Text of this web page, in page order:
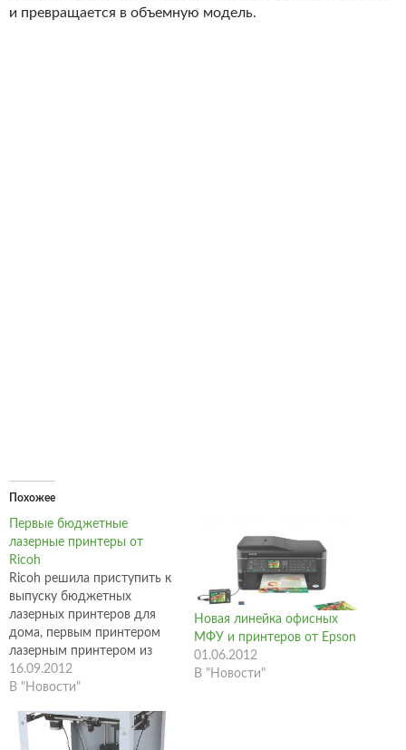
и превращается в объемную модель.
Похожее
Первые бюджетные
лазерные принтеры от
Ricoh
Ricoh решила приступить к
выпуску бюджетных
лазерных принтеров для
дома, первым принтером
лазерным принтером из
бюджетной серии стал
Aficio SP 100. Новая
лазерных принтеров
состоит из 3-х устройств:
16.09.2012
В "Новости"
Новая линейка офисных
МФУ и принтеров от Epson
01.06.2012
В "Новости"